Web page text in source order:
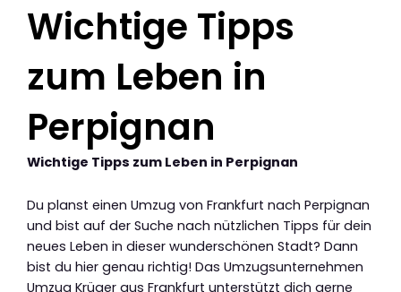
Wichtige Tipps
zum Leben in
Perpignan
Wichtige Tipps zum Leben in Perpignan
Du planst einen Umzug von Frankfurt nach Perpignan
und bist auf der Suche nach nützlichen Tipps für dein
neues Leben in dieser wunderschönen Stadt? Dann
bist du hier genau richtig! Das Umzugsunternehmen
Umzug Krüger aus Frankfurt unterstützt dich gerne